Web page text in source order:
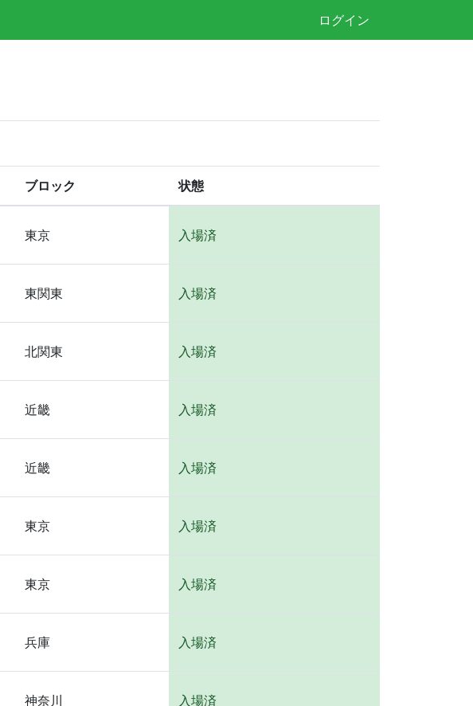
ログイン
ブロック 状態
東京 入場済
東関東 入場済
北関東 入場済
近畿 入場済
近畿 入場済
東京 入場済
東京 入場済
兵庫 入場済
神奈川 入場済